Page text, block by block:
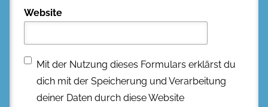
Website
Mit der Nutzung dieses Formulars erklärst du
dich mit der Speicherung und Verarbeitung
deiner Daten durch diese Website